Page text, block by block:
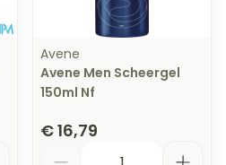
Avene
Avene Men Scheergel
150ml Nf
€ 16,79